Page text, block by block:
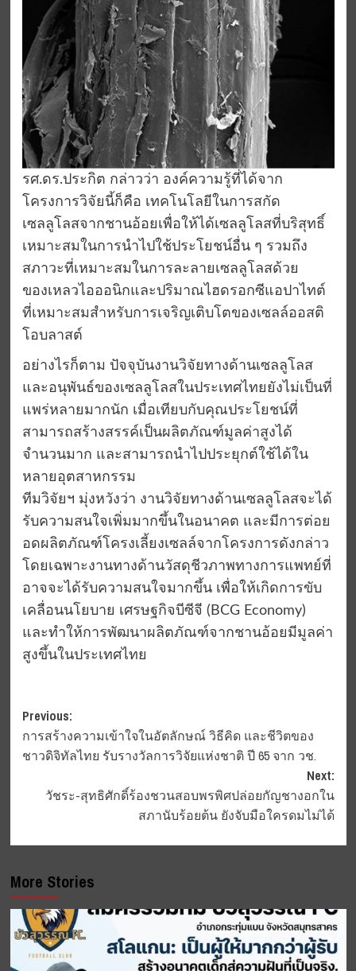
รศ.ดร.ประกิต กล่าวว่า องค์ความรู้ที่ได้จาก
โครงการวิจัยนี้ก็คือ เทคโนโลยีในการสกัด
เซลลูโลสจากชานอ้อยเพื่อให้ได้เซลลูโลสที่บริสุทธิ์
เหมาะสมในการนำไปใช้ประโยชน์อื่น ๆ รวมถึง
สภาวะที่เหมาะสมในการละลายเซลลูโลสด้วย
ของเหลวไอออนิกและปริมาณไฮดรอกซีแอปาไทต์
ที่เหมาะสมสำหรับการเจริญเติบโตของเซลล์ออสติ
โอบลาสต์
อย่างไรก็ตาม ปัจจุบันงานวิจัยทางด้านเซลลูโลส
และอนุพันธ์ของเซลลูโลสในประเทศไทยยังไม่เป็นที่
แพร่หลายมากนัก เมื่อเทียบกับคุณประโยชน์ที่
สามารถสร้างสรรค์เป็นผลิตภัณฑ์มูลค่าสูงได้
จำนวนมาก และสามารถนำไปประยุกต์ใช้ได้ใน
หลายอุตสาหกรรม
ทีมวิจัยฯ มุ่งหวังว่า งานวิจัยทางด้านเซลลูโลสจะได้
รับความสนใจเพิ่มมากขึ้นในอนาคต และมีการต่อย
อดผลิตภัณฑ์โครงเลี้ยงเซลล์จากโครงการดังกล่าว
โดยเฉพาะงานทางด้านวัสดุชีวภาพทางการแพทย์ที่
อาจจะได้รับความสนใจมากขึ้น เพื่อให้เกิดการขับ
เคลื่อนนโยบาย เศรษฐกิจบีซีจี (BCG Economy)
และทำให้การพัฒนาผลิตภัณฑ์จากชานอ้อยมีมูลค่า
สูงขึ้นในประเทศไทย
Post
navigation
Previous:
การสร้างความเข้าใจในอัตลักษณ์ วิธีคิด และชีวิตของ
ชาวดิจิทัลไทย รับรางวัลการวิจัยแห่งชาติ ปี 65 จาก วช.
Next:
วัชระ-สุทธิศักดิ์ร้องชวนสอบพรพิศปล่อยกัญชางอกใน
สภานับร้อยต้น ยังจับมือใครดมไม่ได้
More Stories